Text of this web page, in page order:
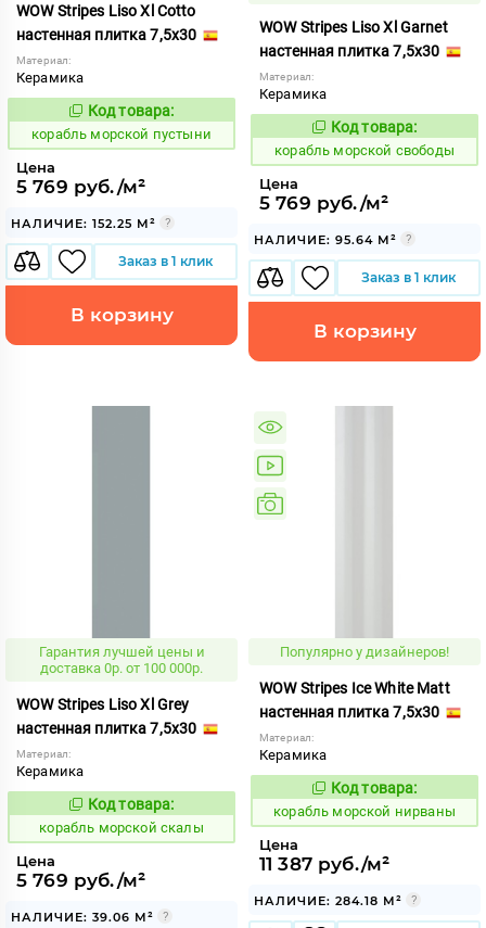
WOW Stripes Liso Xl Cotto
настенная плитка 7,5x30
Материал:
Керамика
773200
Код товара:
корабль морской пустыни
Цена
5 769 руб./м²
НАЛИЧИЕ: 152.25 М²
Заказ в 1 клик
В корзину
WOW Stripes Liso Xl Garnet
настенная плитка 7,5x30
Материал:
Керамика
773210
Код товара:
корабль морской свободы
Цена
5 769 руб./м²
НАЛИЧИЕ: 95.64 М²
Заказ в 1 клик
В корзину
Гарантия лучшей цены и
доставка 0р. от 100 000р.
WOW Stripes Liso Xl Grey
настенная плитка 7,5x30
Материал:
Керамика
773216
Код товара:
корабль морской скалы
Цена
5 769 руб./м²
НАЛИЧИЕ: 39.06 М²
Популярно у дизайнеров!
WOW Stripes Ice White Matt
настенная плитка 7,5x30
Материал:
Керамика
773184
Код товара:
корабль морской нирваны
Цена
11 387 руб./м²
НАЛИЧИЕ: 284.18 М²